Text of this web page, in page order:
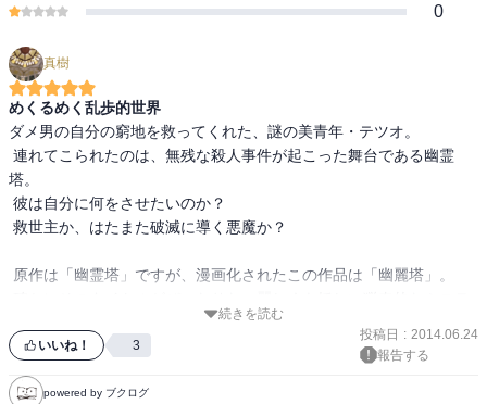
0
真樹
めくるめく乱歩的世界
ダメ男の自分の窮地を救ってくれた、謎の美青年・テツオ。
塔。
登場人物ひとりひとりが一癖も二癖もあって、正体がつかみづら
江戸川乱歩の世界がお好きな方はハマると思います。
続きを読む
いいね！ 3
投稿日 : 2014.06.24
報告する
powered by ブクログ